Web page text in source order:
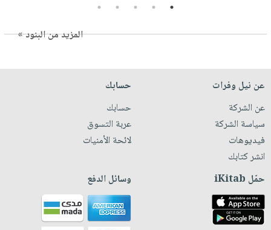
1
2
3
4
5
المزيد من البنود »
عن نيل وفرات
عن الشركة
سياسة الشركة
فيديوهات
انشر كتابك
حسابك
حسابك
عربة التسوق
لائحة الأمنيات
حمّل iKitab وسائل الدفع